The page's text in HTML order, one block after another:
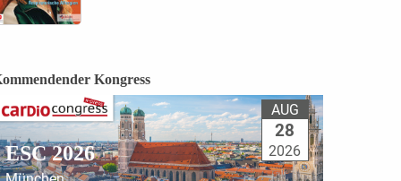
Kongress
ESC 2026
AUG
28
2026